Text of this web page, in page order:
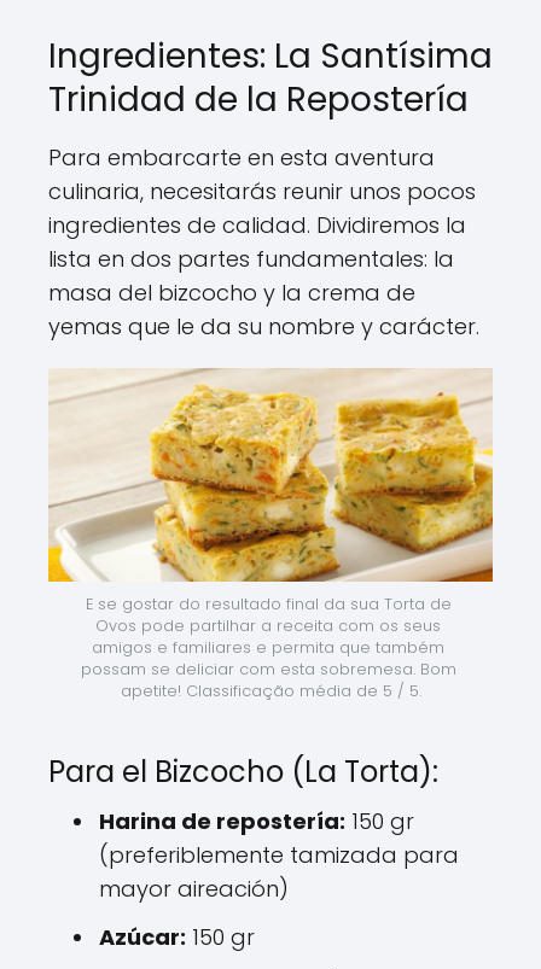
Ingredientes: La Santísima
Trinidad de la Repostería
Para embarcarte en esta aventura
culinaria, necesitarás reunir unos pocos
ingredientes de calidad. Dividiremos la
lista en dos partes fundamentales: la
masa del bizcocho y la crema de
yemas que le da su nombre y carácter.
E se gostar do resultado final da sua Torta de
Ovos pode partilhar a receita com os seus
amigos e familiares e permita que também
possam se deliciar com esta sobremesa. Bom
apetite! Classificação média de 5 / 5.
Para el Bizcocho (La Torta):
Harina de repostería: 150 gr
(preferiblemente tamizada para
mayor aireación)
Azúcar: 150 gr